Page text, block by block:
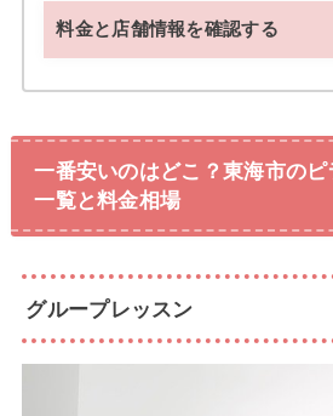
料金と店舗情報を確認する
一番安いのはどこ？東海市の
一覧と料金相場
グループレッスン